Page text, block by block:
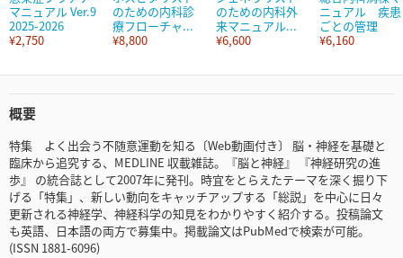
マニュアル Ver.9
2025-2026
¥2,750
のための内科診
療フローチャ...
¥8,800
のための内科外
来マニュアル...
¥6,600
ニュアル 疾患
ごとの管理
¥6,160
概要
特集 よく出会う不随意運動を知る〔Web動画付き〕 脳・神経を基礎と
臨床から追究する、MEDLINE 収載雑誌。『脳と神経』 『神経研究の進
歩』 の統合誌として2007年に発刊。時宜をとらえたテーマを深く掘り下
げる「特集」、新しい動向をキャッチアップする「総説」を中心に日々
更新される神経学、神経科学の知見をわかりやすく紹介する。投稿論文
も英語、日本語の両方で募集中。掲載論文はPubMedで検索が可能。
(ISSN 1881-6096)